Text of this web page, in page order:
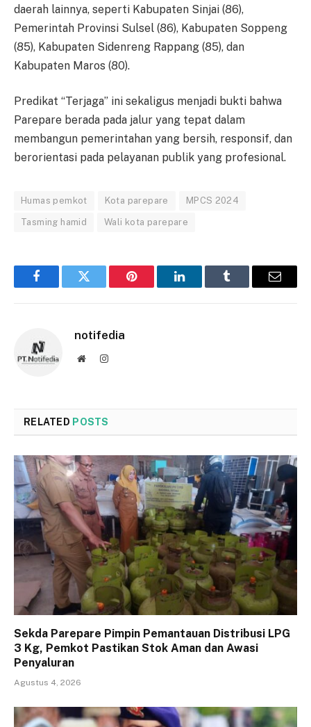
daerah lainnya, seperti Kabupaten Sinjai (86),
Pemerintah Provinsi Sulsel (86), Kabupaten Soppeng
(85), Kabupaten Sidenreng Rappang (85), dan
Kabupaten Maros (80).
Predikat “Terjaga” ini sekaligus menjadi bukti bahwa
Parepare berada pada jalur yang tepat dalam
membangun pemerintahan yang bersih, responsif, dan
berorientasi pada pelayanan publik yang profesional.
Humas pemkot Kota parepare MPCS 2024
Tasming hamid Wali kota parepare
FacebookTwitter Pinterest LinkedInTumblr Email
notifedia
WebsiteInstagram
RELATED POSTS
Sekda Parepare Pimpin Pemantauan Distribusi LPG
3 Kg, Pemkot Pastikan Stok Aman dan Awasi
Penyaluran
Agustus 4, 2026